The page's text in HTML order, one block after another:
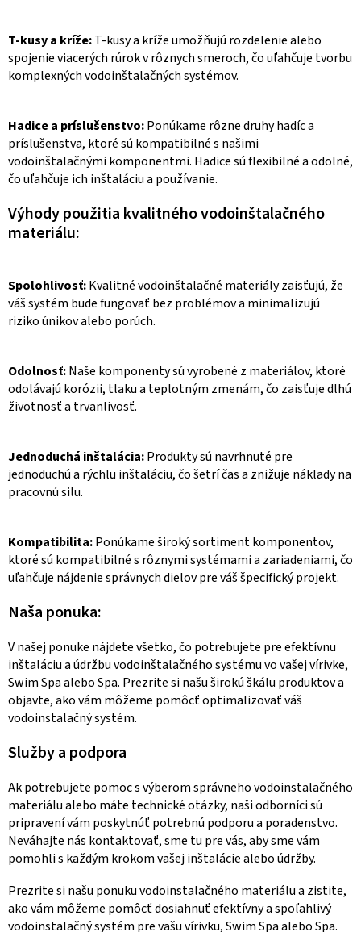
T-kusy a kríže:T-kusy a kríže umožňujú rozdelenie alebo
spojenie viacerých rúrok v rôznych smeroch, čo uľahčuje tvorbu
komplexných vodoinštalačných systémov.
Hadice a príslušenstvo:Ponúkame rôzne druhy hadíc a
príslušenstva, ktoré sú kompatibilné s našimi
vodoinštalačnými komponentmi. Hadice sú flexibilné a odolné,
čo uľahčuje ich inštaláciu a používanie.
Výhody použitia kvalitného vodoinštalačného
materiálu:
Spolohlivosť:Kvalitné vodoinštalačné materiály zaisťujú, že
váš systém bude fungovať bez problémov a minimalizujú
riziko únikov alebo porúch.
Odolnosť:Naše komponenty sú vyrobené z materiálov, ktoré
odolávajú korózii, tlaku a teplotným zmenám, čo zaisťuje dlhú
životnosť a trvanlivosť.
Jednoduchá inštalácia:Produkty sú navrhnuté pre
jednoduchú a rýchlu inštaláciu, čo šetrí čas a znižuje náklady na
pracovnú silu.
Kompatibilita:Ponúkame široký sortiment komponentov,
ktoré sú kompatibilné s rôznymi systémami a zariadeniami, čo
uľahčuje nájdenie správnych dielov pre váš špecifický projekt.
Naša ponuka:
V našej ponuke nájdete všetko, čo potrebujete pre efektívnu
inštaláciu a údržbu vodoinštalačného systému vo vašej vírivke,
Swim Spa alebo Spa. Prezrite si našu širokú škálu produktov a
objavte, ako vám môžeme pomôcť optimalizovať váš
vodoinstalačný systém.
Služby a podpora
Ak potrebujete pomoc s výberom správneho vodoinstalačného
materiálu alebo máte technické otázky, naši odborníci sú
pripravení vám poskytnúť potrebnú podporu a poradenstvo.
Neváhajte nás kontaktovať, sme tu pre vás, aby sme vám
pomohli s každým krokom vašej inštalácie alebo údržby.
Prezrite si našu ponuku vodoinstalačného materiálu a zistite,
ako vám môžeme pomôcť dosiahnuť efektívny a spoľahlivý
vodoinstalačný systém pre vašu vírivku, Swim Spa alebo Spa.